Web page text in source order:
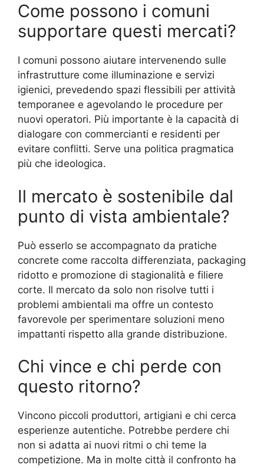
Come possono i comuni
supportare questi mercati?
I comuni possono aiutare intervenendo sulle
infrastrutture come illuminazione e servizi
igienici, prevedendo spazi flessibili per attività
temporanee e agevolando le procedure per
nuovi operatori. Più importante è la capacità di
dialogare con commercianti e residenti per
evitare conflitti. Serve una politica pragmatica
più che ideologica.
Il mercato è sostenibile dal
punto di vista ambientale?
Può esserlo se accompagnato da pratiche
concrete come raccolta differenziata, packaging
ridotto e promozione di stagionalità e filiere
corte. Il mercato da solo non risolve tutti i
problemi ambientali ma offre un contesto
favorevole per sperimentare soluzioni meno
impattanti rispetto alla grande distribuzione.
Chi vince e chi perde con
questo ritorno?
Vincono piccoli produttori, artigiani e chi cerca
esperienze autentiche. Potrebbe perdere chi
non si adatta ai nuovi ritmi o chi teme la
competizione. Ma in molte città il confronto ha